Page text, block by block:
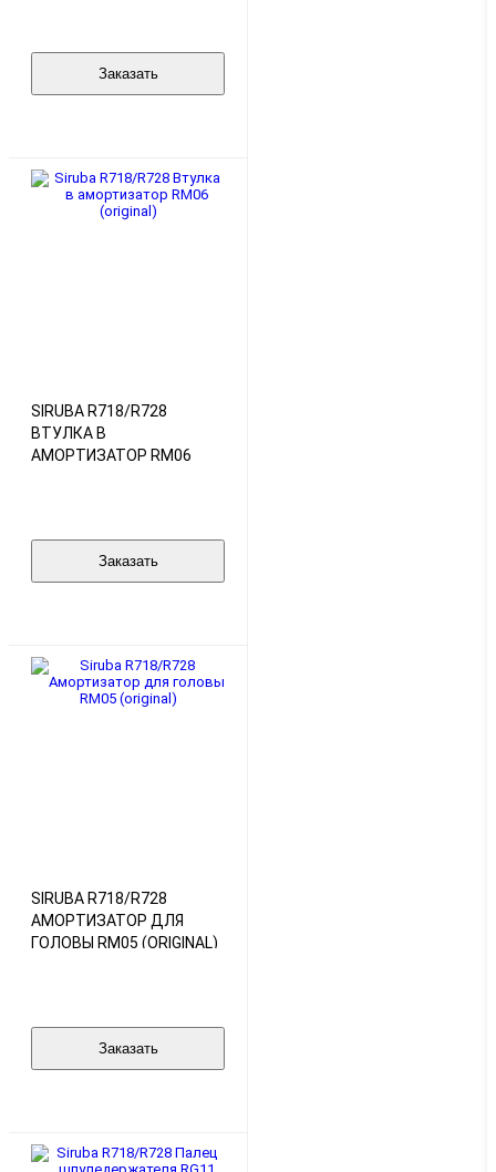
Заказать
SIRUBA R718/R728
ВТУЛКА В
АМОРТИЗАТОР RM06
Заказать
SIRUBA R718/R728
АМОРТИЗАТОР ДЛЯ
ГОЛОВЫ RM05 (ORIGINAL)
Заказать